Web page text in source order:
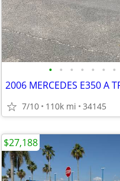
• • • • • • •
2006 MERCEDES E350 A
7/10 110k mi 34145
$27,188